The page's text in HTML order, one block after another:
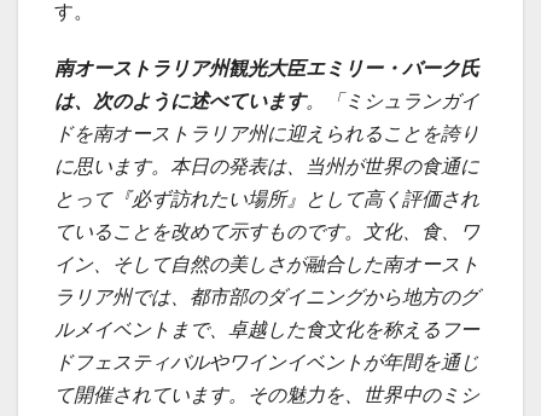
す。
南オーストラリア州観光大臣エミリー・バーク氏
は、次のように述べています。「ミシュランガイ
ドを南オーストラリア州に迎えられることを誇り
に思います。本日の発表は、当州が世界の食通に
とって『必ず訪れたい場所』として高く評価され
ていることを改めて示すものです。文化、食、ワ
イン、そして自然の美しさが融合した南オースト
ラリア州では、都市部のダイニングから地方のグ
ルメイベントまで、卓越した食文化を称えるフー
ドフェスティバルやワインイベントが年間を通じ
て開催されています。その魅力を、世界中のミシ